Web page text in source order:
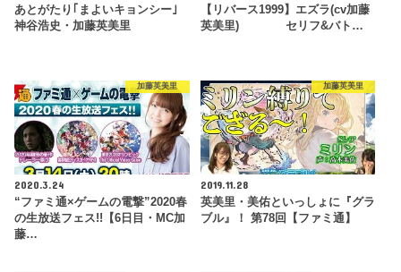
あとがたり｢まよいキョンシー｣
神谷浩史・加藤英美里
【リバース1999】エズラ(cv加藤
英美里) セリフ&バト…
加藤英美里
2020.3.24
“ファミ通×ゲームの電撃”2020春
の生放送フェス!!【6日目・MC加
藤…
加藤英美里
2019.11.28
英美里・美佑といっしょに『グラ
ブル』！ 第78回【ファミ通】